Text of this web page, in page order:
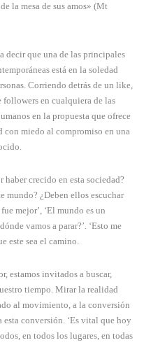
la mesa de sus amos» (Mt
decir que una de las principales
está en la soledad
Corriendo detrás de un like,
followers en cualquiera de las
en la propuesta que ofrece
con miedo al compromiso en una
haber crecido en esta sociedad?
mundo? ¿Deben ellos escuchar
mejor’, ‘El mundo es un
vamos a parar?’. ‘Esto me
este sea el camino.
estamos invitados a buscar,
tiempo. Mirar la realidad
al movimiento, a la conversión
conversión. ‘Es vital que hoy
en todos los lugares, en todas